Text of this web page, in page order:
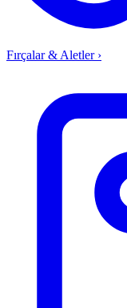
Fırçalar & Aletler ›